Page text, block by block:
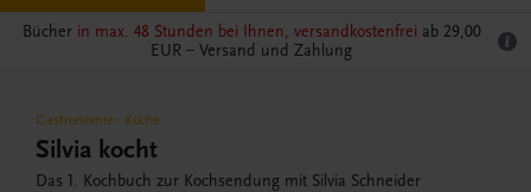
Bücher in max. 48 Stunden bei Ihnen, versandkostenfrei ab 29,00
EUR – Versand und Zahlung
Gastronomie - Küche
Silvia kocht
Das 1. Kochbuch zur Kochsendung mit Silvia Schneider